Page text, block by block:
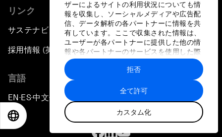
ザーによるサイトの利用状況についても情
報を収集し、ソーシャルメディアや広告配
信、データ解析の各パートナーに情報を共
有しています。ここで収集された情報は、
ユーザーが各パートナーに提供した他の情
報や各パートナーのサービスを使用した際
に収集された情報と組み合わされ、各パー
トナーによって使用されることがありま
す。
全て許可
カスタム化
拒否
リンク
サステナビリティへの取り組み
採用情報 (英語のみ)
言語
EN ▪ ES▪中文▪ 日本語